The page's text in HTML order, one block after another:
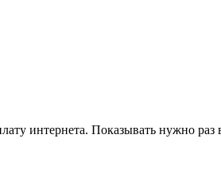
интернета. Показывать нужно